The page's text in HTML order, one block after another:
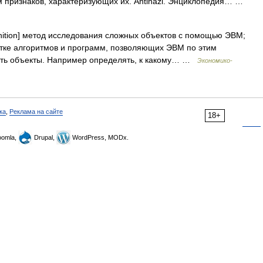
метод исследования сложных объектов с помощью ЭВМ;
алгоритмов и программ, позволяющих ЭВМ по этим
объекты. Например определять, к какому… …
Экономико-
18+
Реклама на сайте
Drupal, WordPress, MODx.